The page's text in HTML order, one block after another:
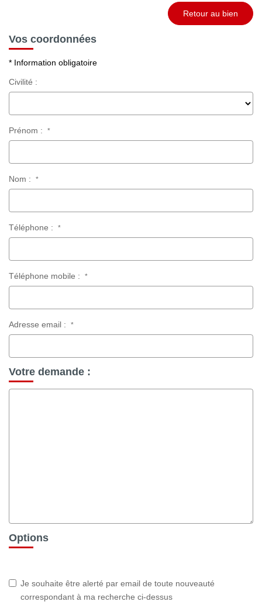
Retour au bien
Vos coordonnées
* Information obligatoire
Civilité :
Prénom : *
Nom : *
Téléphone : *
Téléphone mobile : *
Adresse email : *
Votre demande :
Options
Je souhaite être alerté par email de toute nouveauté
correspondant à ma recherche ci-dessus